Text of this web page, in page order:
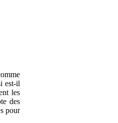
est-il
les
des
pour